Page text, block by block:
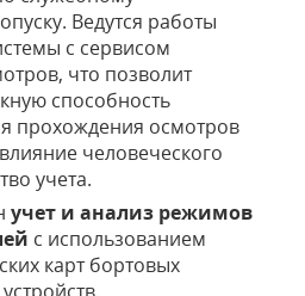
Ведутся работы
с сервисом
что позволит
способность
прохождения осмотров
человеческого
учета.
учет и анализ режимов
с использованием
карт бортовых